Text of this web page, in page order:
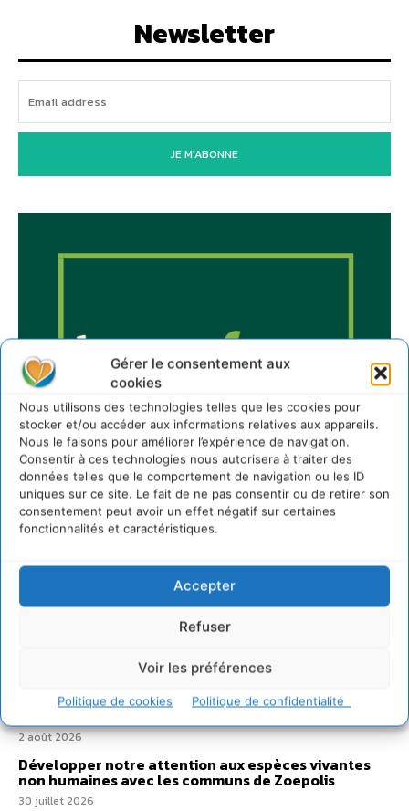
Gérer le consentement aux
cookies
Nous utilisons des technologies telles que les cookies pour
stocker et/ou accéder aux informations relatives aux appareils.
Nous le faisons pour améliorer l’expérience de navigation.
Consentir à ces technologies nous autorisera à traiter des
données telles que le comportement de navigation ou les ID
uniques sur ce site. Le fait de ne pas consentir ou de retirer son
consentement peut avoir un effet négatif sur certaines
fonctionnalités et caractéristiques.
Accepter
Refuser
Voir les préférences
Politique de cookies Politique de confidentialité
Newsletter
JE M'ABONNE
Sur Cdurable
Comment le sol français a perdu sa mémoire
2 août 2026
Développer notre attention aux espèces vivantes
non humaines avec les communs de Zoepolis
30 juillet 2026